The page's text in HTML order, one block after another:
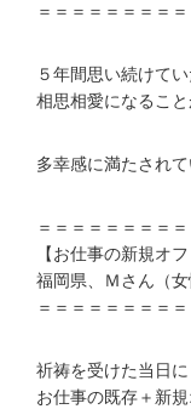
＝＝＝＝＝＝＝＝
５年間思い続けてい
相思相愛になること
多幸感に満たされて
＝＝＝＝＝＝＝＝
【お仕事の新規オフ
福岡県、Ｍさん（女
＝＝＝＝＝＝＝＝
祈祷を受けた当日に
お仕事の既存＋新